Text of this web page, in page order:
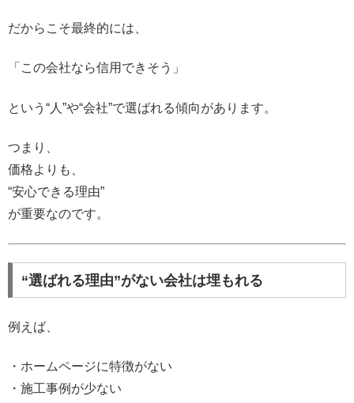
だからこそ最終的には、
「この会社なら信用できそう」
という“人”や“会社”で選ばれる傾向があります。
つまり、
価格よりも、
“安心できる理由”
が重要なのです。
“選ばれる理由”がない会社は埋もれる
例えば、
・ホームページに特徴がない
・施工事例が少ない